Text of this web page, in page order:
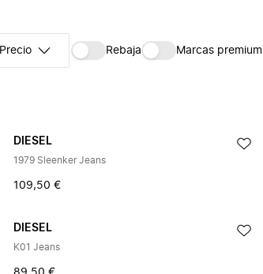
Precio Rebaja Marcas premium
DIESEL
1979 Sleenker Jeans
109,50 €
DIESEL
K01 Jeans